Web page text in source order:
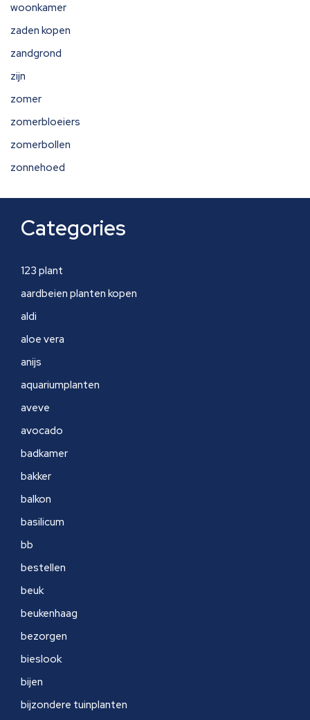
woonkamer
zaden kopen
zandgrond
zijn
zomer
zomerbloeiers
zomerbollen
zonnehoed
Categories
123 plant
aardbeien planten kopen
aldi
aloe vera
anijs
aquariumplanten
aveve
avocado
badkamer
bakker
balkon
basilicum
bb
bestellen
beuk
beukenhaag
bezorgen
bieslook
bijen
bijzondere tuinplanten